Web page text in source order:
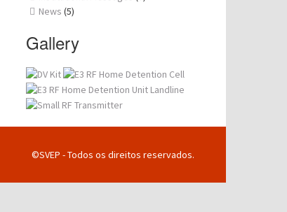
News (5)
Gallery
©SVEP - Todos os direitos reservados.